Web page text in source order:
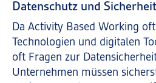
Datenschutz und Sicherheit
Da Activity Based Working
Technologien und digitalen
oft Fragen zur
Unternehmen müssen